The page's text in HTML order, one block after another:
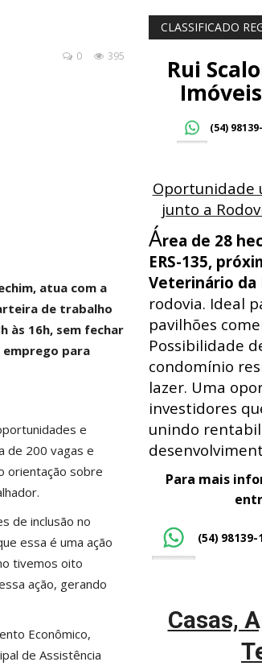
395
0
atua com a
de trabalho
às 16h, sem fechar
emprego para
e
de 200 vagas e
orientação sobre
de inclusão no
essa é uma ação
tivemos oito
ação, gerando
Econômico,
de Assistência
CLASSIFICADO
Rui
(54)
Oportunidade
junto a
Área de 28
ERS-135,
Veterinário da
rodovia. Ideal
pavilhões
Possibilidade
condomínio
lazer. Uma
investidores
unindo
Para mais
(54)
Casas,